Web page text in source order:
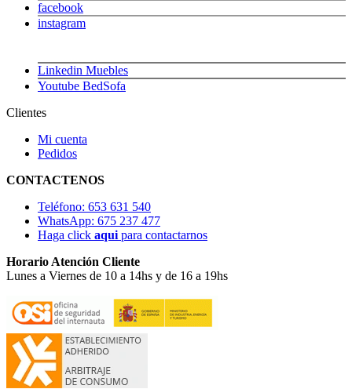
facebook
instagram
Linkedin Muebles
Youtube BedSofa
Clientes
Mi cuenta
Pedidos
CONTACTENOS
Teléfono: 653 631 540
WhatsApp: 675 237 477
Haga click aqui para contactarnos
Horario Atención Cliente
Lunes a Viernes de 10 a 14hs y de 16 a 19hs